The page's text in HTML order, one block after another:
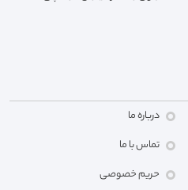
درباره ما
تماس با ما
حریم خصوصی